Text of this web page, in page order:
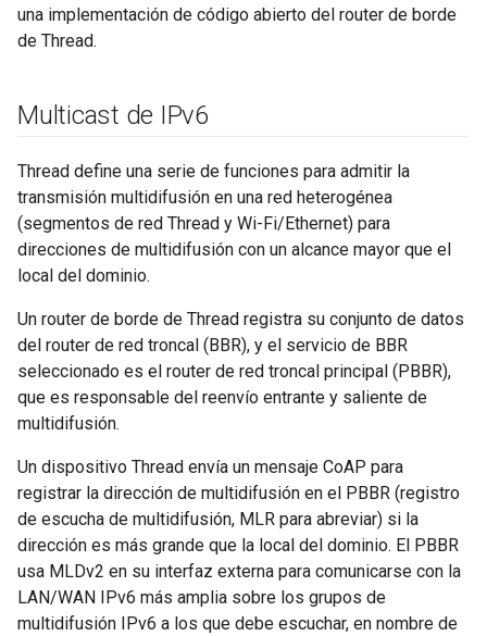
una implementación de código abierto del router de borde
de Thread.
Multicast de IPv6
Thread define una serie de funciones para admitir la
transmisión multidifusión en una red heterogénea
(segmentos de red Thread y Wi-Fi/Ethernet) para
direcciones de multidifusión con un alcance mayor que el
local del dominio.
Un router de borde de Thread registra su conjunto de datos
del router de red troncal (BBR), y el servicio de BBR
seleccionado es el router de red troncal principal (PBBR),
que es responsable del reenvío entrante y saliente de
multidifusión.
Un dispositivo Thread envía un mensaje CoAP para
registrar la dirección de multidifusión en el PBBR (registro
de escucha de multidifusión, MLR para abreviar) si la
dirección es más grande que la local del dominio. El PBBR
usa MLDv2 en su interfaz externa para comunicarse con la
LAN/WAN IPv6 más amplia sobre los grupos de
multidifusión IPv6 a los que debe escuchar, en nombre de